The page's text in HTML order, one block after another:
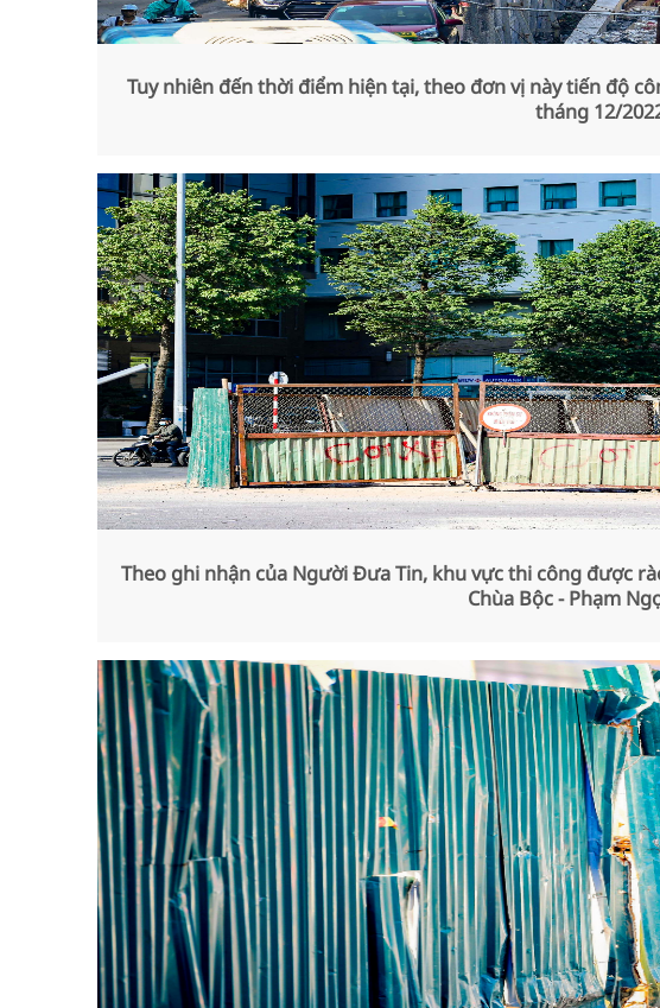
Tuy nhiên đến thời điểm hiện tại, theo đơn vị này tiến độ
tháng 12/
Theo ghi nhận của Người Đưa Tin, khu vực thi công được
Chùa Bộc - Phạm